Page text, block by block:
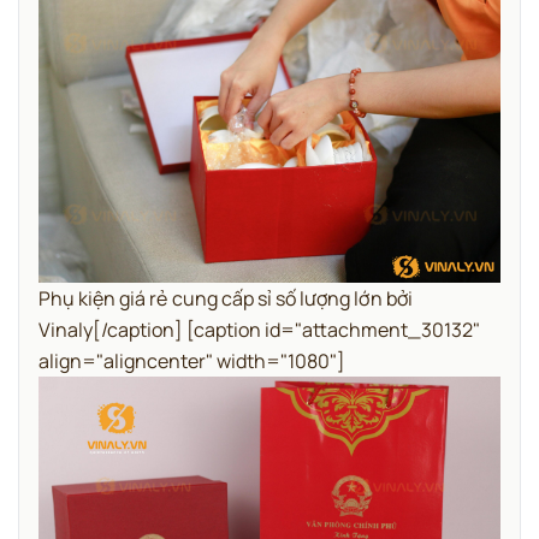
Phụ kiện giá rẻ cung cấp sỉ số lượng lớn bởi
Vinaly[/caption] [caption id="attachment_30132"
align="aligncenter" width="1080"]